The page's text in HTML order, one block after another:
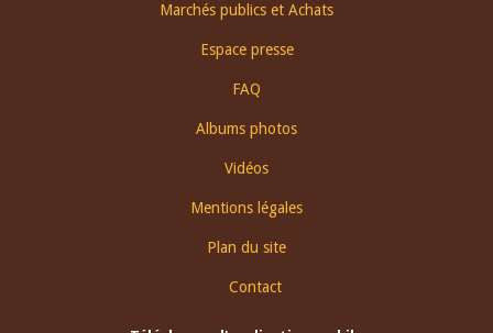
Marchés publics et Achats
Espace presse
FAQ
Albums photos
Vidéos
Mentions légales
Plan du site
Contact